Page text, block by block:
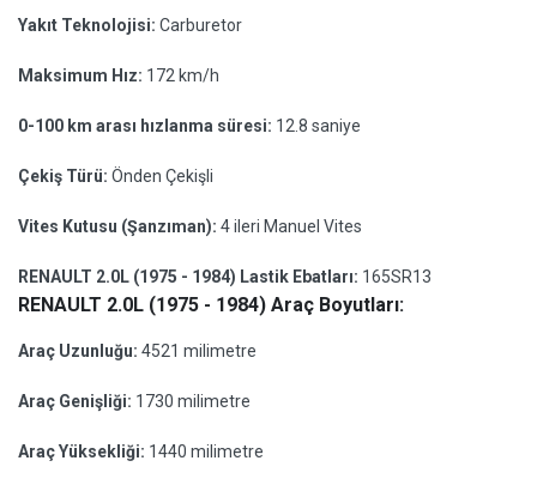
Yakıt Teknolojisi: Carburetor
Maksimum Hız: 172 km/h
0-100 km arası hızlanma süresi: 12.8 saniye
Çekiş Türü: Önden Çekişli
Vites Kutusu (Şanzıman): 4 ileri Manuel Vites
RENAULT 2.0L (1975 - 1984) Lastik Ebatları: 165SR13
RENAULT 2.0L (1975 - 1984) Araç Boyutları:
Araç Uzunluğu: 4521 milimetre
Araç Genişliği: 1730 milimetre
Araç Yüksekliği: 1440 milimetre